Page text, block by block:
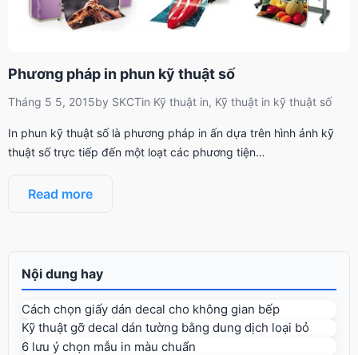
Phương pháp in phun kỹ thuật số
Tháng 5 5, 2015by SKCTin Kỹ thuật in, Kỹ thuật in kỹ thuật số
In phun kỹ thuật số là phương pháp in ấn dựa trên hình ảnh kỹ
thuật số trực tiếp đến một loạt các phương tiện…
Read more
Nội dung hay
Cách chọn giấy dán decal cho không gian bếp
Kỹ thuật gỡ decal dán tường bằng dung dịch loại bỏ
6 lưu ý chọn mẫu in màu chuẩn